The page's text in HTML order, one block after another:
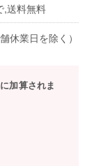
,送料無料
休業日を除く）
加算されま